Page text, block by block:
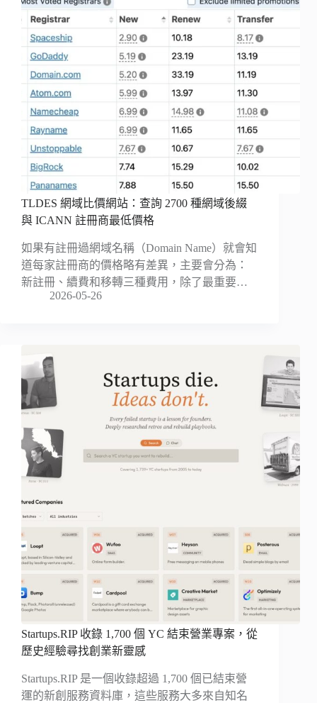
TLDES 網域比價網站：查詢 2700 種網域後綴
與 ICANN 註冊商最低價格
如果有註冊過網域名稱（Domain Name）就會知
道每家註冊商的價格略有差異，主要會分為：
新註冊、續費和移轉三種費用，除了最重要…
2026-05-26
Startups.RIP 收錄 1,700 個 YC 結束營業專案，從
歷史經驗尋找創業新靈感
Startups.RIP 是一個收錄超過 1,700 個已結束營
運的新創服務資料庫，這些服務大多來自知名